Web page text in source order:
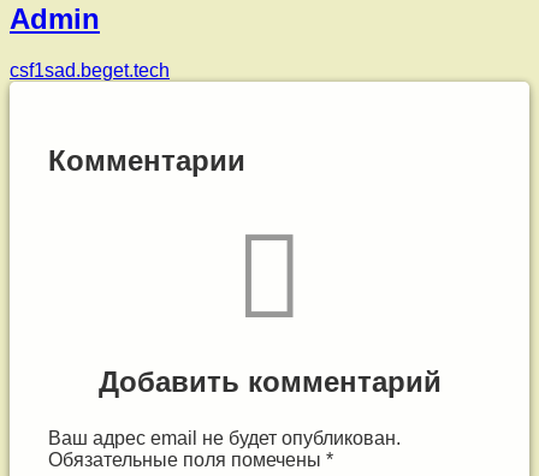
Admin
csf1sad.beget.tech
Комментарии
Добавить комментарий
Ваш адрес email не будет опубликован.
Обязательные поля помечены *